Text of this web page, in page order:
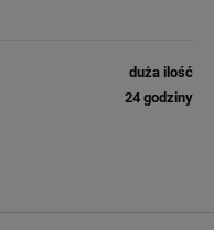
duża ilość
24 godziny